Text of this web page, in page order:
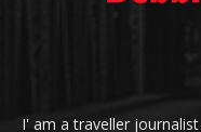
I' am a traveller